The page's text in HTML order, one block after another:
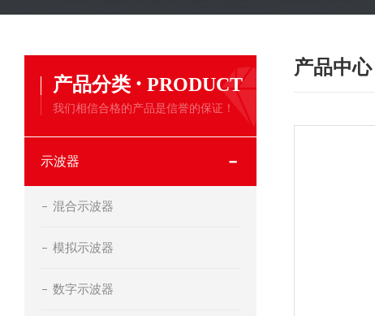
产品分类 · PRODUCT
我们相信合格的产品是信誉的保证！
示波器
混合示波器
模拟示波器
数字示波器
产品中心